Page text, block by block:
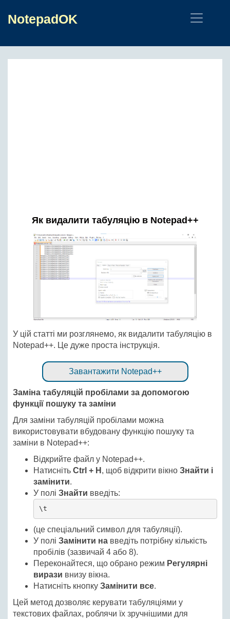
NotepadOK
Як видалити табуляцію в Notepad++
У цій статті ми розглянемо, як видалити табуляцію в
Notepad++. Це дуже проста інструкція.
Завантажити Notepad++
Заміна табуляцій пробілами за допомогою
функції пошуку та заміни
Для заміни табуляцій пробілами можна
використовувати вбудовану функцію пошуку та
заміни в Notepad++:
Відкрийте файл у Notepad++.
Натисніть Ctrl + H , щоб відкрити вікно Знайти і
замінити.
У полі Знайти введіть:
\t
(це спеціальний символ для табуляції).
У полі Замінити на введіть потрібну кількість
пробілів (зазвичай 4 або 8).
Переконайтеся, що обрано режим Регулярні
вирази внизу вікна.
Натисніть кнопку Замінити все.
Цей метод дозволяє керувати табуляціями у
текстових файлах, роблячи їх зручнішими для